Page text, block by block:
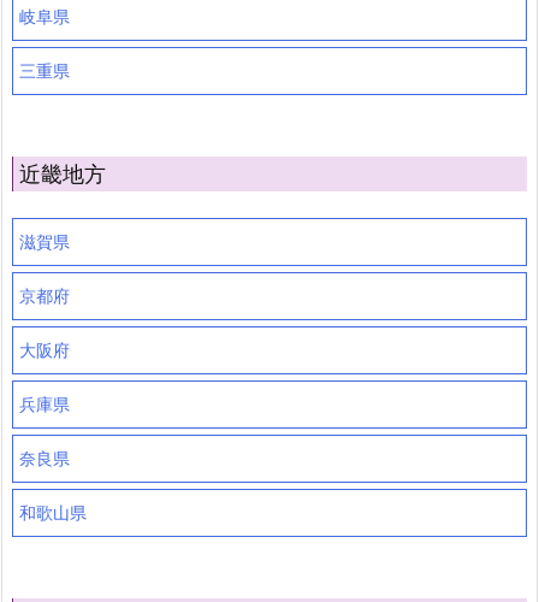
岐阜県
三重県
近畿地方
滋賀県
京都府
大阪府
兵庫県
奈良県
和歌山県